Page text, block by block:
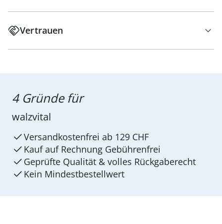
Vertrauen
4 Gründe für
walzvital
Versandkostenfrei ab 129 CHF
Kauf auf Rechnung Gebührenfrei
Geprüfte Qualität & volles Rückgaberecht
Kein Mindest­bestellwert